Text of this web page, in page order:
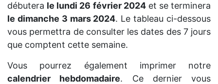
débutera le lundi 26 février 2024et se terminera
le dimanche 3 mars 2024. Le tableau ci-dessous
vous permettra de consulter les dates des 7 jours
que comptent cette semaine.
Vous pourrez également imprimer notre
calendrier hebdomadaire. Ce dernier vous